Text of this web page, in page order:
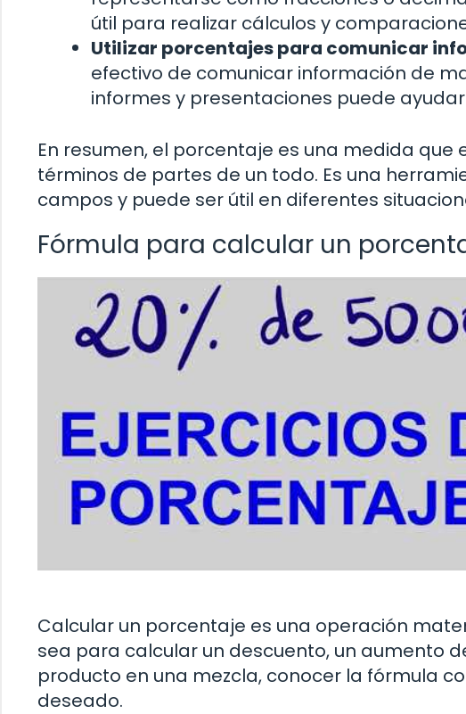
útil para realizar cálculos y
Utilizar porcentajes para comunicar
efectivo de comunicar información de
informes y presentaciones puede
En resumen, el porcentaje es una medida
términos de partes de un todo. Es una
campos y puede ser útil en diferentes
Fórmula para calcular un
Calcular un porcentaje es una operación
sea para calcular un descuento, un aumento
producto en una mezcla, conocer la fórmula
deseado.